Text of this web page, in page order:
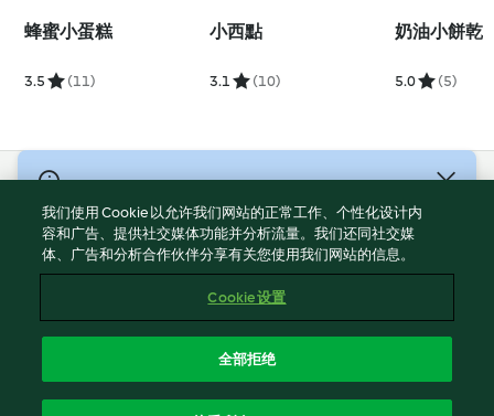
蜂蜜小蛋糕
3.5 (11)
小西點
3.1 (10)
奶油小餅乾
5.0 (5)
服務條款
隱私權政策
網頁所有權
回報内容
我们使用 Cookie 以允许我们网站的正常工作、个性化设计内
容和广告、提供社交媒体功能并分析流量。我们还同社交媒
体、广告和分析合作伙伴分享有关您使用我们网站的信息。
Cookie 设置
全部拒绝